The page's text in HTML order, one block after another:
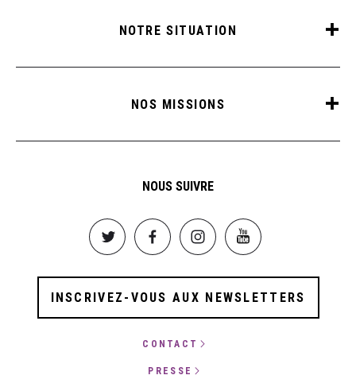
NOTRE SITUATION
NOS MISSIONS
NOUS SUIVRE
Image Image Image Image
INSCRIVEZ-VOUS AUX NEWSLETTERS
CONTACT
PRESSE